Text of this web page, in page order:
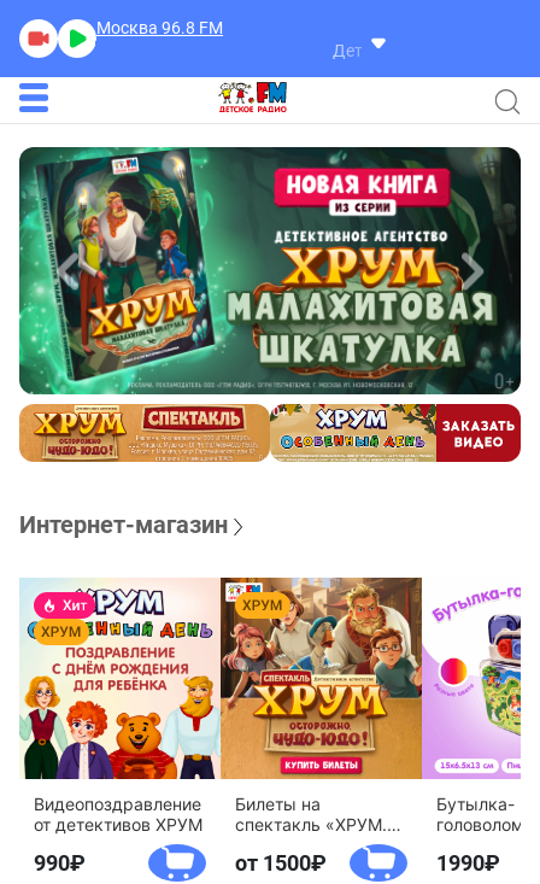
Москва 96.8 FM
Детское Радио
Интернет-магазин
Видеопоздравление
от детективов ХРУМ
990
Билеты на
спектакль «ХРУМ.
Осторожно, Чудо-
Юдо!»
от 1500
Бутылка-
агентство
1990